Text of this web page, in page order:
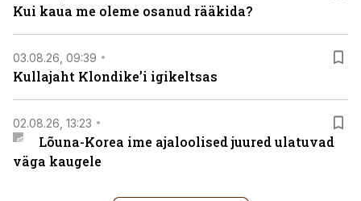
Kui kaua me oleme osanud rääkida?
03.08.26, 09:39
Kullajaht Klondike’i igikeltsas
02.08.26, 13:23
Lõuna-Korea ime ajaloolised juured ulatuvad
väga kaugele